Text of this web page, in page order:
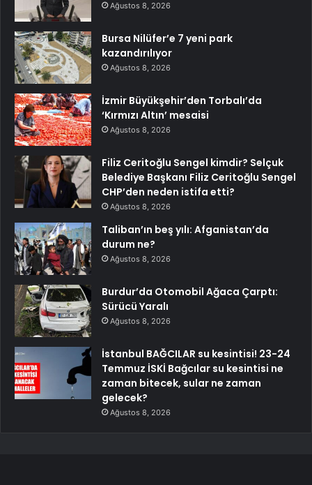
Ağustos 8, 2026
Bursa Nilüfer’e 7 yeni park
kazandırılıyor
Ağustos 8, 2026
İzmir Büyükşehir’den Torbalı’da
‘Kırmızı Altın’ mesaisi
Ağustos 8, 2026
Filiz Ceritoğlu Sengel kimdir? Selçuk
Belediye Başkanı Filiz Ceritoğlu Sengel
CHP’den neden istifa etti?
Ağustos 8, 2026
Taliban’ın beş yılı: Afganistan’da
durum ne?
Ağustos 8, 2026
Burdur’da Otomobil Ağaca Çarptı:
Sürücü Yaralı
Ağustos 8, 2026
İstanbul BAĞCILAR su kesintisi! 23-24
Temmuz İSKİ Bağcılar su kesintisi ne
zaman bitecek, sular ne zaman
gelecek?
Ağustos 8, 2026